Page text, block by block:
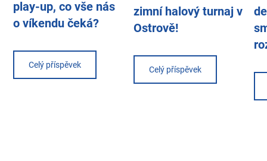
play-up, co vše nás
o víkendu čeká?
Celý příspěvek
zimní halový turnaj v
Ostrově!
Celý příspěvek